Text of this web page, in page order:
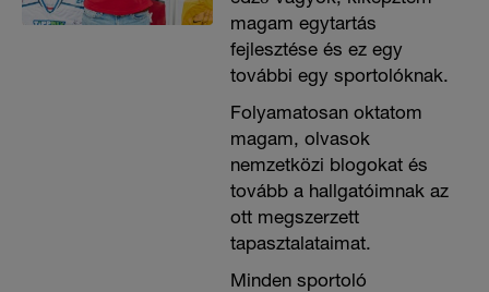
magam egytartás
fejlesztése és ez egy
további egy sportolóknak.
Folyamatosan oktatom
magam, olvasok
nemzetközi blogokat és
tovább a hallgatóimnak az
ott megszerzett
tapasztalataimat.
Minden sportoló